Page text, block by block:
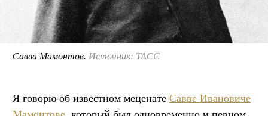
Савва Мамонтов. Источник: ТАСС
Я говорю об известном меценате Савве Ивановиче